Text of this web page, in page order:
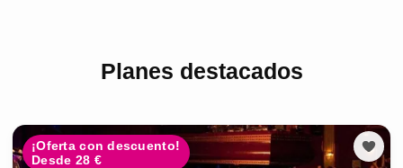
Planes destacados
¡Oferta con descuento!
Desde 28 €